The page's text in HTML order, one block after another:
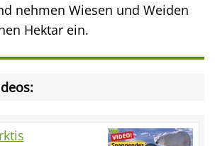
nehmen Wiesen und Weiden
Hektar ein.